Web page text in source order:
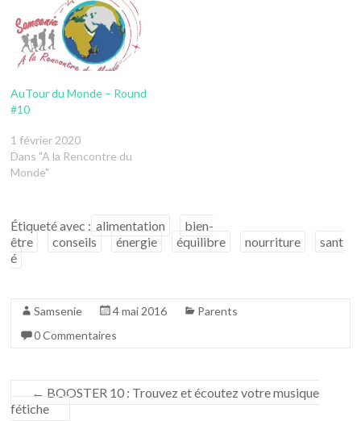
AuTour du Monde – Round
#10
1 février 2020
Dans "A la Rencontre du
Monde"
Étiqueté avec : alimentation
bien-
être
conseils énergie équilibre nourriture
sant
é
Samsenie 4 mai 2016
Parents
0 Commentaires
← BOOSTER 10 : Trouvez et écoutez votre musique
fétiche